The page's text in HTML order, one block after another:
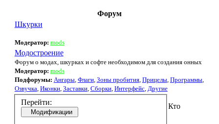
Форум
Шкурки
Модератор: mods
Модостроение
Форум о модах, шкурках и софте необходимом для создания онных
Модератор: mods
Подфорумы: Ангары, Флаги, Зоны пробития, Прицелы, Программы,
Озвучка, Иконки, Заставки, Сборки, Интерфейс, Другие
Перейти:
Модификации
Кто